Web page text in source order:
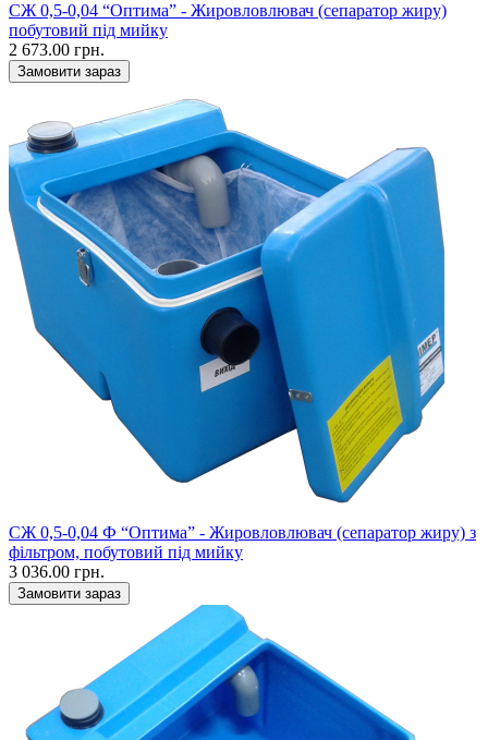
СЖ 0,5-0,04 “Оптима” - Жировловлювач (сепаратор жиру)
побутовий під мийку
2 673.00 грн.
Замовити зараз
СЖ 0,5-0,04 Ф “Оптима” - Жировловлювач (сепаратор жиру) з
фільтром, побутовий під мийку
3 036.00 грн.
Замовити зараз